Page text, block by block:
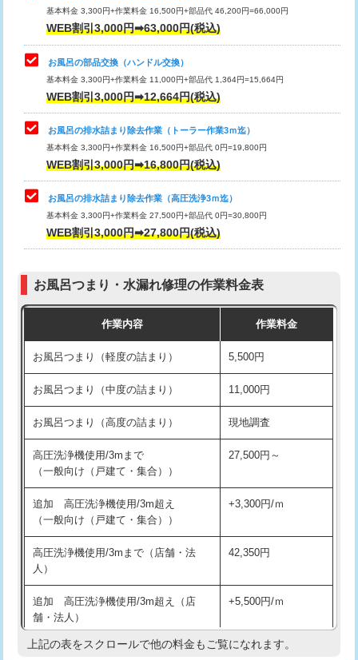
止水・漏水調査・防水処理・清掃・修
理・調整・分解・加工など（重作業）
33,000円
トイレタンク脱着
トイレ便器脱着
タンクレストイレ脱着 33,000円
小便器トイレ脱着
その他部品の脱着 8,800円～
交換・取付（タンク）
交換・取付（普通便座） 11,000円+材料費
交換・取付（温水洗浄便座） 16,500円+材料費
交換・取付(単水栓（壁付・デッキ
式）)
13,200円+材料費
交換・取付(混合水栓（壁付・デッキ
式・ワンホール）)
16,500円+材料費
交換・取付(排水栓・排水トラップ
（P/S/ポップアップ））
22,000円+材料費
交換・取付（その他部品） 11,000円+材料費
持込商品取付（単水栓） 13,200円
持込商品取付（混合水栓）
持込商品取付（浄水器・分岐水栓） 16,500円
持込商品取付（温水洗浄便座） 22,000円
基本料金 3,300円+作業料金 16,500円+部品代 46,200円=66,000円
WEB割引3,000円➡63,000円(税込)
お風呂の部品交換（ハンドル交換）
基本料金 3,300円+作業料金 11,000円+部品代 1,364円=15,664円
WEB割引3,000円➡12,664円(税込)
お風呂の排水詰まり除去作業（トーラー作業3ｍ迄）
基本料金 3,300円+作業料金 16,500円+部品代 0円=19,800円
WEB割引3,000円➡16,800円(税込)
お風呂の排水詰まり除去作業（高圧洗浄3ｍ迄）
基本料金 3,300円+作業料金 27,500円+部品代 0円=30,800円
WEB割引3,000円➡27,800円(税込)
お風呂つまり・水漏れ修理の作業料金表
作業内容 作業料金
お風呂つまり（軽度の詰まり） 5,500円
お風呂つまり（中度の詰まり） 11,000円
お風呂つまり（高度の詰まり） 現地調査
高圧洗浄機使用/3mまで
（一般向け（戸建て・集合））
27,500円～
追加 高圧洗浄機使用/3m超え
（一般向け（戸建て・集合））
+3,300円/ｍ
高圧洗浄機使用/3mまで（店舗・法
人）
42,350円
追加 高圧洗浄機使用/3m超え（店
舗・法人）
+5,500円/ｍ
高度高圧洗浄換 現地調査
上記の表をスクロールで他の料金もご覧になれます。